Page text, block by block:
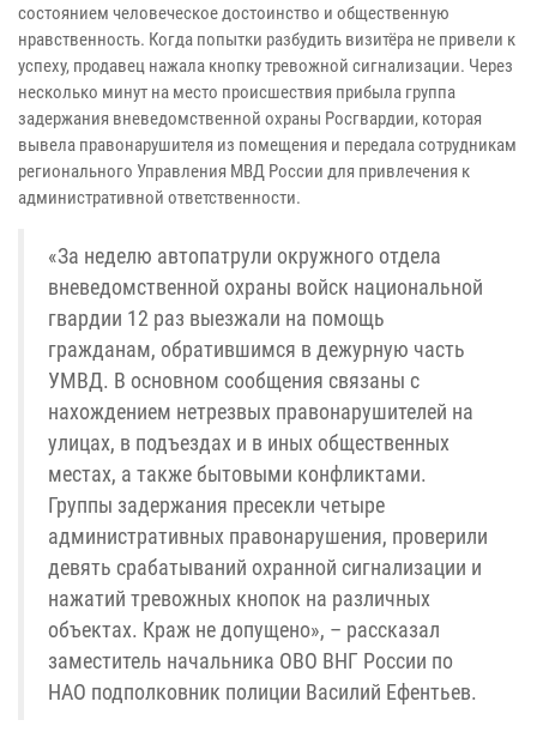
состоянием человеческое достоинство и общественную
нравственность. Когда попытки разбудить визитёра не привели к
успеху, продавец нажала кнопку тревожной сигнализации. Через
несколько минут на место происшествия прибыла группа
задержания вневедомственной охраны Росгвардии, которая
вывела правонарушителя из помещения и передала сотрудникам
регионального Управления МВД России для привлечения к
административной ответственности.
«За неделю автопатрули окружного отдела
вневедомственной охраны войск национальной
гвардии 12 раз выезжали на помощь
гражданам, обратившимся в дежурную часть
УМВД. В основном сообщения связаны с
нахождением нетрезвых правонарушителей на
улицах, в подъездах и в иных общественных
местах, а также бытовыми конфликтами.
Группы задержания пресекли четыре
административных правонарушения, проверили
девять срабатываний охранной сигнализации и
нажатий тревожных кнопок на различных
объектах. Краж не допущено», – рассказал
заместитель начальника ОВО ВНГ России по
НАО подполковник полиции Василий Ефентьев.